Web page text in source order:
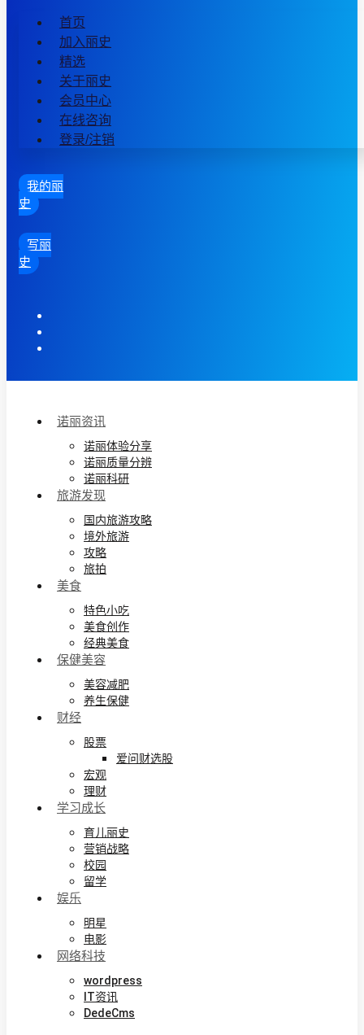
首页
加入丽史
精选
关于丽史
会员中心
在线咨询
登录/注销
我的丽
史
写丽
史
诺丽资讯
诺丽体验分享
诺丽质量分辨
诺丽科研
旅游发现
国内旅游攻略
境外旅游
攻略
旅拍
美食
特色小吃
美食创作
经典美食
保健美容
美容减肥
养生保健
财经
股票
爱问财选股
宏观
理财
学习成长
育儿丽史
营销战略
校园
留学
娱乐
明星
电影
网络科技
wordpress
IT资讯
DedeCms